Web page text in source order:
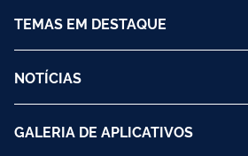
TEMAS EM DESTAQUE
NOTÍCIAS
GALERIA DE APLICATIVOS